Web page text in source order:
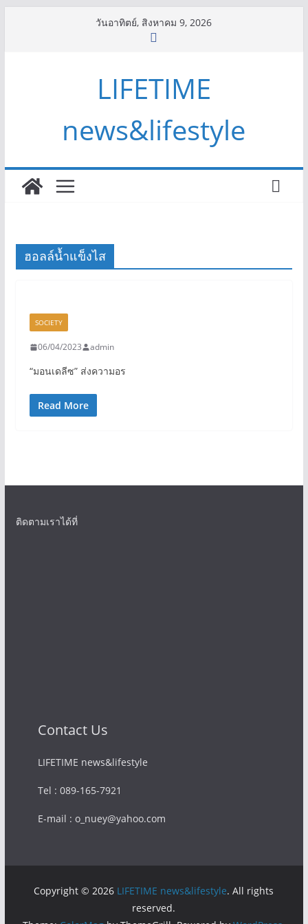
วันอาทิตย์, สิงหาคม 9, 2026
LIFETIME
news&lifestyle
ฮอลล์น้ำแข็งไส
SOCIETY
06/04/2023 admin
“มอนเดลีซ” ส่งความอร
Read More
ติดตามเราได้ที่
Contact Us
LIFETIME news&lifestyle
Tel : 089-165-7921
E-mail : o_nuey@yahoo.com
Copyright © 2026 LIFETIME news&lifestyle. All rights
reserved.